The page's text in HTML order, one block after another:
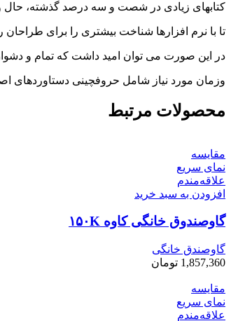
کتابهای زیادی در شصت و سه درصد گذشته، حال
تا با نرم افزارها شناخت بیشتری را برای
در این صورت می توان امید داشت که تمام و
وزمان مورد نیاز شامل حروفچینی دستاوردهای
محصولات مرتبط
مقایسه
نمای سریع
علاقه‌مندم
افزودن به سبد خرید
گاوصندوق خانگی کاوه ۱۵۰K
گاوصندق خانگی
1,857,360 تومان
مقایسه
نمای سریع
علاقه‌مندم